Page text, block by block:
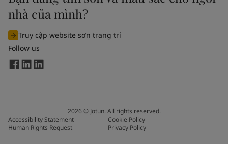
nhà của mình?
Truy cập website sơn trang trí
Follow us
2026© Jotun. All rights reserved.
Accessibility Statement
Cookie Policy
Human Rights Request
Privacy Policy